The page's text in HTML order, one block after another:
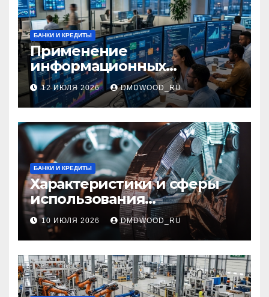
БАНКИ И КРЕДИТЫ
Применение
информационных
технологий и системная
интеграция в бизнес-
процессах
12 ИЮЛЯ 2026 DMDWOOD_RU
БАНКИ И КРЕДИТЫ
Характеристики и сферы
использования
межфланцевых
огнезащитных
самоклеящихся лент
10 ИЮЛЯ 2026 DMDWOOD_RU